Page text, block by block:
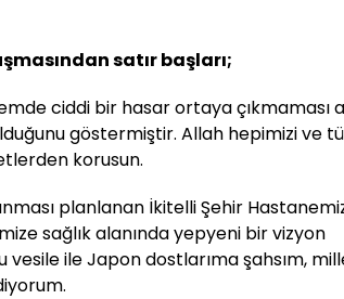
satır başları;
ciddi bir hasar ortaya çıkmaması
göstermiştir. Allah hepimizi ve
korusun.
planlanan İkitelli Şehir
sağlık alanında yepyeni bir vizyon
vesile ile Japon dostlarıma şahsım,